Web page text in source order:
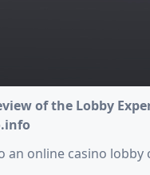
of the Lobby
an online casino lobby